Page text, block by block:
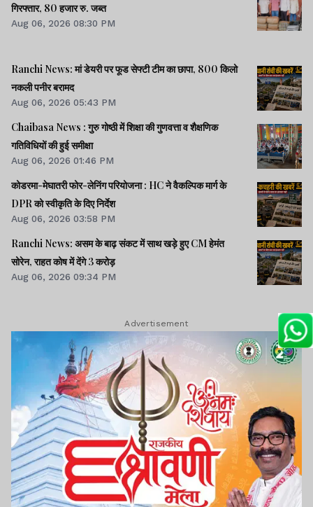
गिरफ्तार, 80 हजार रु. जब्त
Aug 06, 2026 08:30 PM
Ranchi News: मां डेयरी पर फूड सेफ्टी टीम का छापा, 800 किलो
नकली पनीर बरामद
Aug 06, 2026 05:43 PM
Chaibasa News : गुरु गोष्ठी में शिक्षा की गुणवत्ता व शैक्षणिक
गतिविधियों की हुई समीक्षा
Aug 06, 2026 01:46 PM
कोडरमा-मेघातरी फोर-लेनिंग परियोजना : HC ने वैकल्पिक मार्ग के
DPR को स्वीकृति के दिए निर्देश
Aug 06, 2026 03:58 PM
Ranchi News: असम के बाढ़ संकट में साथ खड़े हुए CM हेमंत
सोरेन, राहत कोष में देंगे 3 करोड़
Aug 06, 2026 09:34 PM
Advertisement